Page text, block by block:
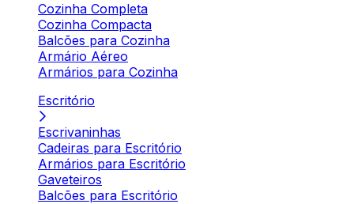
Cozinha Completa
Cozinha Compacta
Balcões para Cozinha
Armário Aéreo
Armários para Cozinha
Escritório
Escrivaninhas
Cadeiras para Escritório
Armários para Escritório
Gaveteiros
Balcões para Escritório